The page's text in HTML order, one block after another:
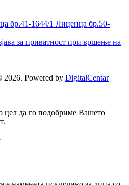
бр.41-1644/1 Лиценца бр.50-
за приватност при вршење на
2026. Powered by DigitalCentar
цел да го подобриме Вашето